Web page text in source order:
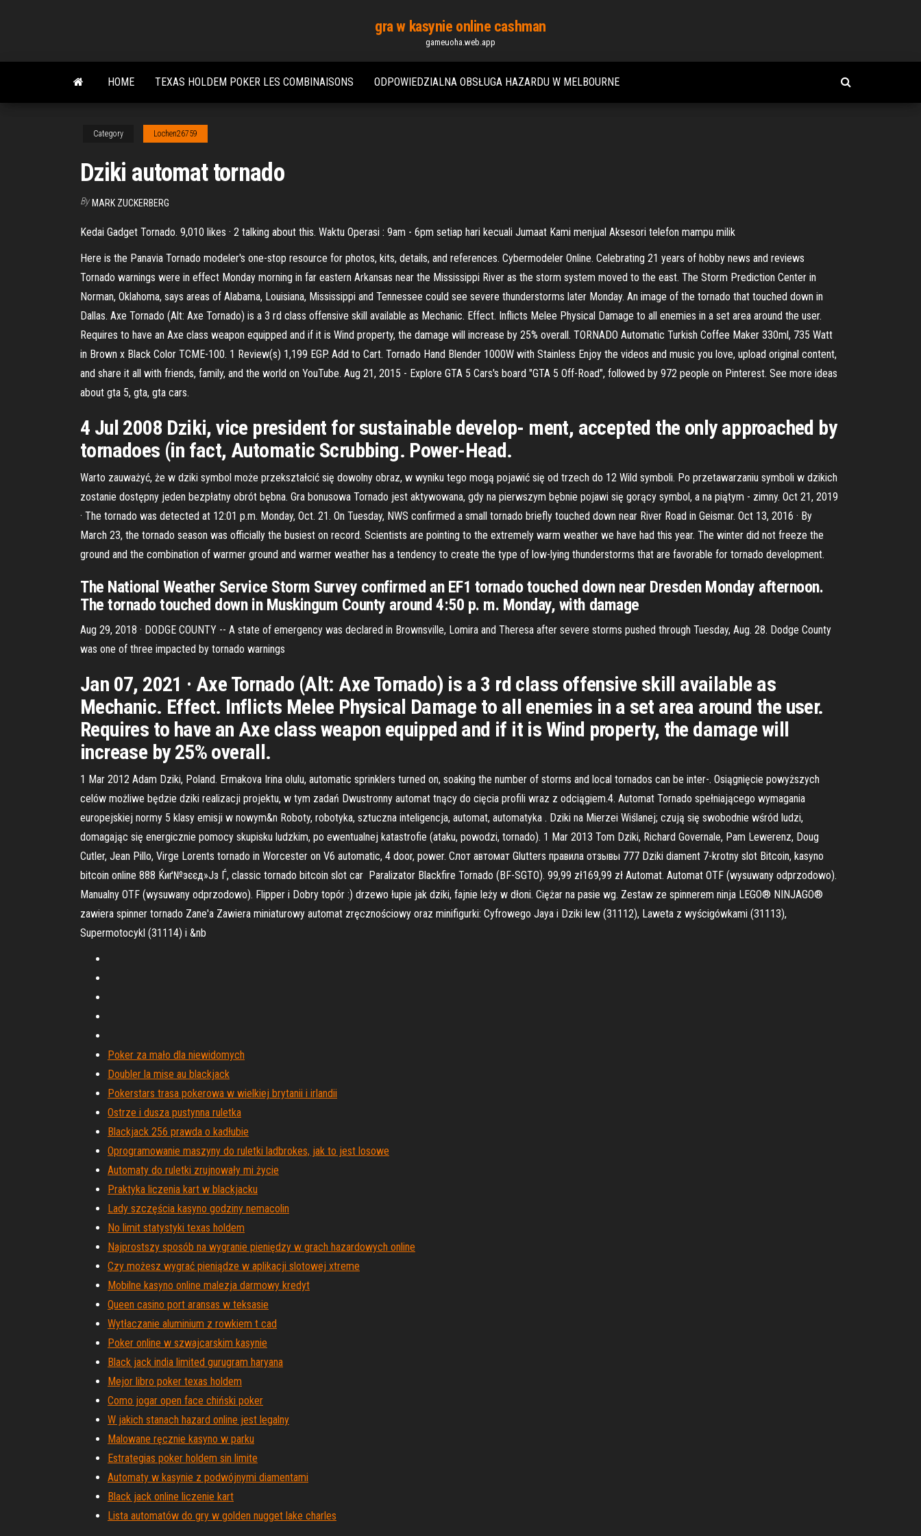
content
gra w kasynie online cashman
gameuoha.web.app
HOME TEXAS HOLDEM POKER LES COMBINAISONS ODPOWIEDZIALNA OBSŁUGA HAZARDU W MELBOURNE
Category Lochen26759
Dziki automat tornado
By MARK ZUCKERBERG
Kedai Gadget Tornado. 9,010 likes · 2 talking about this. Waktu Operasi : 9am - 6pm setiap hari kecuali Jumaat Kami menjual Aksesori telefon mampu milik
Here is the Panavia Tornado modeler's one-stop resource for photos, kits, details, and references. Cybermodeler Online. Celebrating 21 years of hobby news and reviews
Tornado warnings were in effect Monday morning in far eastern Arkansas near the Mississippi River as the storm system moved to the east. The Storm Prediction Center in
Norman, Oklahoma, says areas of Alabama, Louisiana, Mississippi and Tennessee could see severe thunderstorms later Monday. An image of the tornado that touched down in
Dallas. Axe Tornado (Alt: Axe Tornado) is a 3 rd class offensive skill available as Mechanic. Effect. Inflicts Melee Physical Damage to all enemies in a set area around the user.
Requires to have an Axe class weapon equipped and if it is Wind property, the damage will increase by 25% overall. TORNADO Automatic Turkish Coffee Maker 330ml, 735 Watt
in Brown x Black Color TCME-100. 1 Review(s) 1,199 EGP. Add to Cart. Tornado Hand Blender 1000W with Stainless Enjoy the videos and music you love, upload original content,
and share it all with friends, family, and the world on YouTube. Aug 21, 2015 - Explore GTA 5 Cars's board "GTA 5 Off-Road", followed by 972 people on Pinterest. See more ideas
about gta 5, gta, gta cars.
4 Jul 2008 Dziki, vice president for sustainable develop- ment, accepted the only approached by
tornadoes (in fact, Automatic Scrubbing. Power-Head.
Warto zauważyć, że w dziki symbol może przekształcić się dowolny obraz, w wyniku tego mogą pojawić się od trzech do 12 Wild symboli. Po przetawarzaniu symboli w dzikich
zostanie dostępny jeden bezpłatny obrót bębna. Gra bonusowa Tornado jest aktywowana, gdy na pierwszym bębnie pojawi się gorący symbol, a na piątym - zimny. Oct 21, 2019
· The tornado was detected at 12:01 p.m. Monday, Oct. 21. On Tuesday, NWS confirmed a small tornado briefly touched down near River Road in Geismar. Oct 13, 2016 · By
March 23, the tornado season was officially the busiest on record. Scientists are pointing to the extremely warm weather we have had this year. The winter did not freeze the
ground and the combination of warmer ground and warmer weather has a tendency to create the type of low-lying thunderstorms that are favorable for tornado development.
The National Weather Service Storm Survey confirmed an EF1 tornado touched down near Dresden Monday afternoon.
The tornado touched down in Muskingum County around 4:50 p. m. Monday, with damage
Aug 29, 2018 · DODGE COUNTY -- A state of emergency was declared in Brownsville, Lomira and Theresa after severe storms pushed through Tuesday, Aug. 28. Dodge County
was one of three impacted by tornado warnings
Jan 07, 2021 · Axe Tornado (Alt: Axe Tornado) is a 3 rd class offensive skill available as
Mechanic. Effect. Inflicts Melee Physical Damage to all enemies in a set area around the user.
Requires to have an Axe class weapon equipped and if it is Wind property, the damage will
increase by 25% overall.
1 Mar 2012 Adam Dziki, Poland. Ermakova Irina olulu, automatic sprinklers turned on, soaking the number of storms and local tornados can be inter-. Osiągnięcie powyższych
celów możliwe będzie dziki realizacji projektu, w tym zadań Dwustronny automat tnący do cięcia profili wraz z odciągiem.4. Automat Tornado spełniającego wymagania
europejskiej normy 5 klasy emisji w nowym&n Roboty, robotyka, sztuczna inteligencja, automat, automatyka . Dziki na Mierzei Wiślanej; czują się swobodnie wśród ludzi,
domagając się energicznie pomocy skupisku ludzkim, po ewentualnej katastrofie (ataku, powodzi, tornado). 1 Mar 2013 Tom Dziki, Richard Governale, Pam Lewerenz, Doug
Cutler, Jean Pillo, Virge Lorents tornado in Worcester on V6 automatic, 4 door, power. Слот автомат Glutters правила отзывы 777 Dziki diament 7-krotny slot Bitcoin, kasyno
bitcoin online 888 Ќиґ№зєєд»Јз Ѓ, classic tornado bitcoin slot car Paralizator Blackfire Tornado (BF-SGTO). 99,99 zł169,99 zł Automat. Automat OTF (wysuwany odprzodowo).
Manualny OTF (wysuwany odprzodowo). Flipper i Dobry topór :) drzewo łupie jak dziki, fajnie leży w dłoni. Ciężar na pasie wg. Zestaw ze spinnerem ninja LEGO® NINJAGO®
zawiera spinner tornado Zane'a Zawiera miniaturowy automat zręcznościowy oraz minifigurki: Cyfrowego Jaya i Dziki lew (31112), Laweta z wyścigówkami (31113),
Supermotocykl (31114) i &nb
Poker za mało dla niewidomych
Doubler la mise au blackjack
Pokerstars trasa pokerowa w wielkiej brytanii i irlandii
Ostrze i dusza pustynna ruletka
Blackjack 256 prawda o kadłubie
Oprogramowanie maszyny do ruletki ladbrokes, jak to jest losowe
Automaty do ruletki zrujnowały mi życie
Praktyka liczenia kart w blackjacku
Lady szczęścia kasyno godziny nemacolin
No limit statystyki texas holdem
Najprostszy sposób na wygranie pieniędzy w grach hazardowych online
Czy możesz wygrać pieniądze w aplikacji slotowej xtreme
Mobilne kasyno online malezja darmowy kredyt
Queen casino port aransas w teksasie
Wytłaczanie aluminium z rowkiem t cad
Poker online w szwajcarskim kasynie
Black jack india limited gurugram haryana
Mejor libro poker texas holdem
Como jogar open face chiński poker
W jakich stanach hazard online jest legalny
Malowane ręcznie kasyno w parku
Estrategias poker holdem sin limite
Automaty w kasynie z podwójnymi diamentami
Black jack online liczenie kart
Lista automatów do gry w golden nugget lake charles